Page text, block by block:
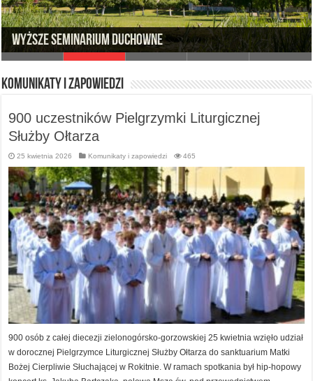
Wyższe Seminarium Duchowne
Komunikaty i zapowiedzi
900 uczestników Pielgrzymki Liturgicznej
Służby Ołtarza
25 kwietnia 2026 Komunikaty i zapowiedzi 465
900 osób z całej diecezji zielonogórsko-gorzowskiej 25 kwietnia wzięło udział
w dorocznej Pielgrzymce Liturgicznej Służby Ołtarza do sanktuarium Matki
Bożej Cierpliwie Słuchającej w Rokitnie. W ramach spotkania był hip-hopowy